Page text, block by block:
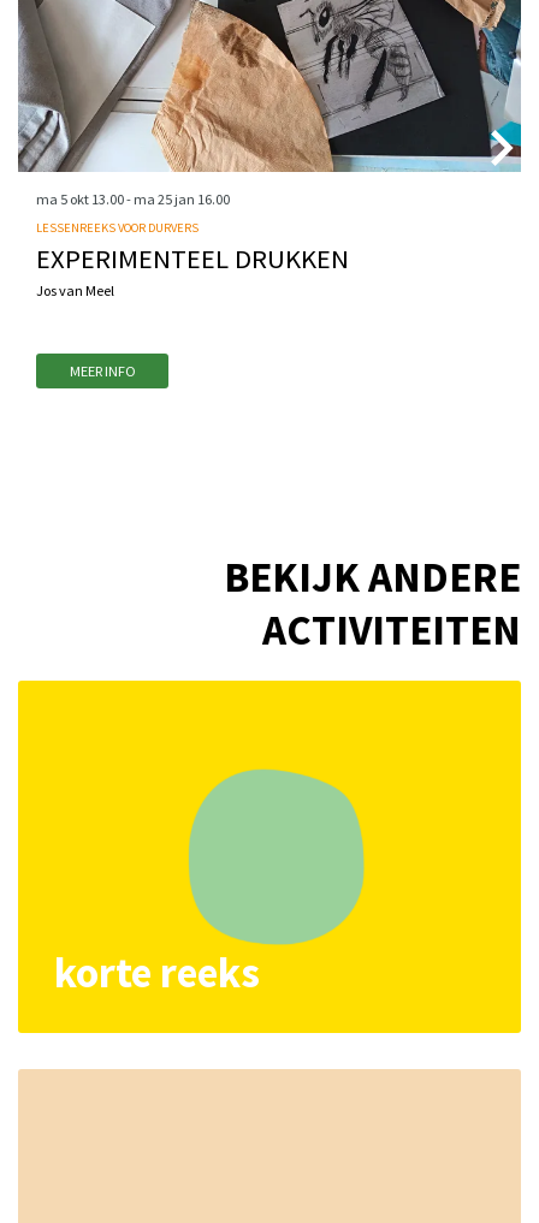
EXPERIMENTEEL DRUKKEN
Jos van Meel
LESSENREEKS VOOR DURVERS
ma 5 okt 13.00- ma 25 jan 16.00
MEER INFO
BEKIJK ANDERE
ACTIVITEITEN
korte reeks